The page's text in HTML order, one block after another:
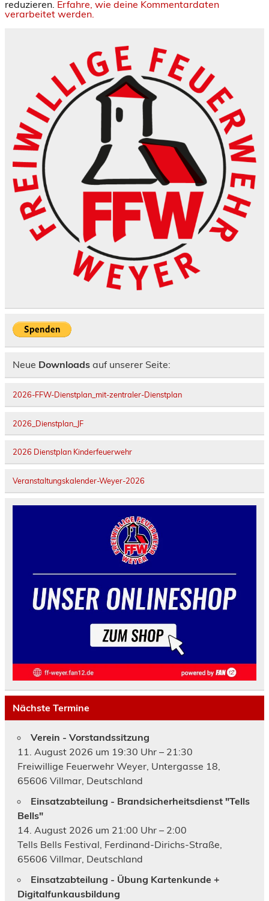
reduzieren. Erfahre, wie deine Kommentardaten
verarbeitet werden.
Neue Downloads auf unserer Seite:
2026-FFW-Dienstplan_mit-zentraler-Dienstplan
2026_Dienstplan_JF
2026 Dienstplan Kinderfeuerwehr
Veranstaltungskalender-Weyer-2026
Nächste Termine
Verein - Vorstandssitzung
11. August 2026 um 19:30 Uhr – 21:30
Freiwillige Feuerwehr Weyer, Untergasse 18,
65606 Villmar, Deutschland
Einsatzabteilung - Brandsicherheitsdienst "Tells
Bells"
14. August 2026 um 21:00 Uhr – 2:00
Tells Bells Festival, Ferdinand-Dirichs-Straße,
65606 Villmar, Deutschland
Einsatzabteilung - Übung Kartenkunde +
Digitalfunkausbildung